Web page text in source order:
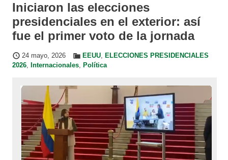
Iniciaron las elecciones
presidenciales en el exterior: así
fue el primer voto de la jornada
24 mayo, 2026 EEUU, ELECCIONES PRESIDENCIALES
2026, Internacionales, Política